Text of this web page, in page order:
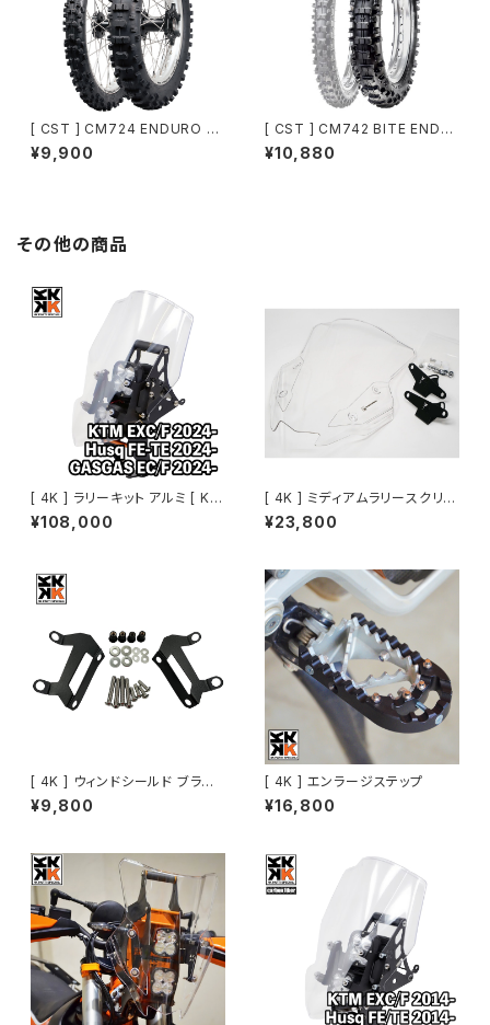
[ CST ] CM724 ENDURO 1
リヤ 140/80-18（250クラスも
対応）| FIM規格適合エンデュー
¥9,900
[ CST ] CM742 BITE ENDU
RO リヤ 140/80-18｜FIM規
格適合エンデューロタイヤ
¥10,880
その他の商品
[ 4K ] ラリーキット アルミ [ KT
M・Husq・GASGAS EDマシン
2024～]
¥108,000
[ 4K ] ミディアムラリースクリー
ン
¥23,800
[ 4K ] ウィンドシールド ブラケッ
トキット
¥9,800
[ 4K ] エンラージステップ
¥16,800